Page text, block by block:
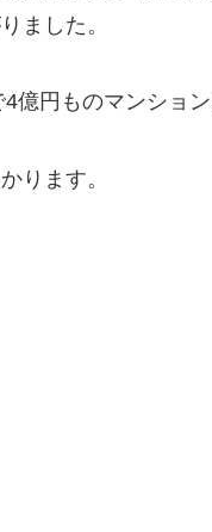
ました。
円ものマンショ
ります。